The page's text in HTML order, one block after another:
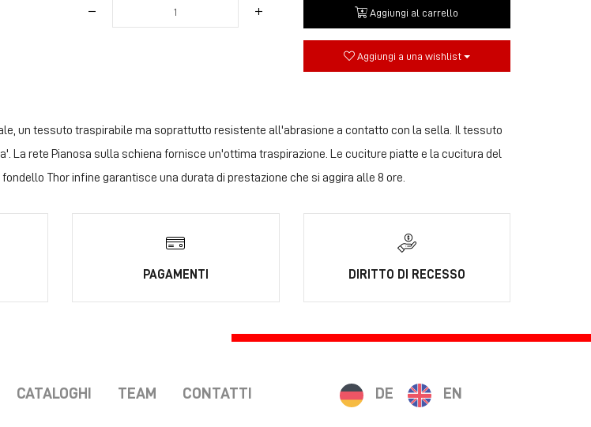
Aggiungi al carrello
Aggiungi a una wishlist
un tessuto traspirabile ma soprattutto resistente all'abrasione a contatto con la sella. Il tessuto
La rete Pianosa sulla schiena fornisce un'ottima traspirazione. Le cuciture piatte e la cucitura del
Thor infine garantisce una durata di prestazione che si aggira alle 8 ore.
PAGAMENTI DIRITTO DI RECESSO
CATALOGHI TEAM CONTATTI DE EN